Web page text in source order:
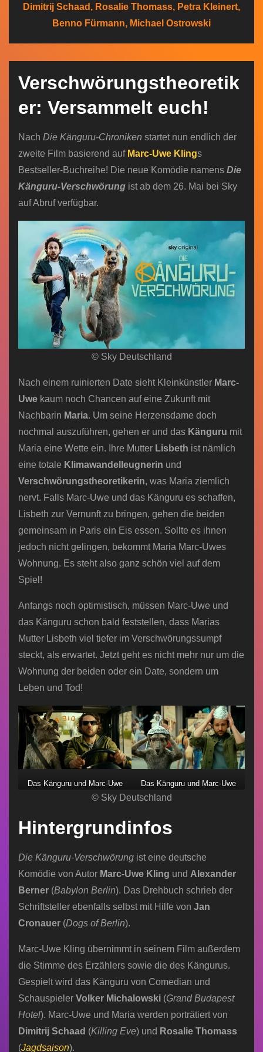
Dimitrij Schaad, Rosalie Thomass, Petra Kleinert,
Benno Fürmann, Michael Ostrowski
Verschwörungstheoretik
er: Versammelt euch!
Nach Die Känguru-Chroniken startet nun endlich der
zweite Film basierend auf Marc-Uwe Klings
Bestseller-Buchreihe! Die neue Komödie namens Die
Känguru-Verschwörung ist ab dem 26. Mai bei Sky
auf Abruf verfügbar.
© Sky Deutschland
Nach einem ruinierten Date sieht Kleinkünstler Marc-
Uwe kaum noch Chancen auf eine Zukunft mit
Nachbarin Maria. Um seine Herzensdame doch
nochmal auszuführen, gehen er und das Känguru mit
Maria eine Wette ein. Ihre Mutter Lisbeth ist nämlich
eine totale Klimawandelleugnerin und
Verschwörungstheoretikerin, was Maria ziemlich
nervt. Falls Marc-Uwe und das Känguru es schaffen,
Lisbeth zur Vernunft zu bringen, gehen die beiden
gemeinsam in Paris ein Eis essen. Sollte es ihnen
jedoch nicht gelingen, bekommt Maria Marc-Uwes
Wohnung. Es steht also ganz schön viel auf dem
Spiel!
Anfangs noch optimistisch, müssen Marc-Uwe und
das Känguru schon bald feststellen, dass Marias
Mutter Lisbeth viel tiefer im Verschwörungssumpf
steckt, als erwartet. Jetzt geht es nicht mehr nur um die
Wohnung der beiden oder ein Date, sondern um
Leben und Tod!
Das Känguru und Marc-Uwe
(Dimitrij Schaad)
Das Känguru und Marc-Uwe
(Dimitrij Schaad) + Aluhüte
© Sky Deutschland
Hintergrundinfos
Die Känguru-Verschwörung ist eine deutsche
Komödie von Autor Marc-Uwe Kling und Alexander
Berner (Babylon Berlin). Das Drehbuch schrieb der
Schriftsteller ebenfalls selbst mit Hilfe von Jan
Cronauer (Dogs of Berlin).
Marc-Uwe Kling übernimmt in seinem Film außerdem
die Stimme des Erzählers sowie die des Kängurus.
Gespielt wird das Känguru von Comedian und
Schauspieler Volker Michalowski (Grand Budapest
Hotel). Marc-Uwe und Maria werden porträtiert von
Dimitrij Schaad (Killing Eve) und Rosalie Thomass
(Jagdsaison).